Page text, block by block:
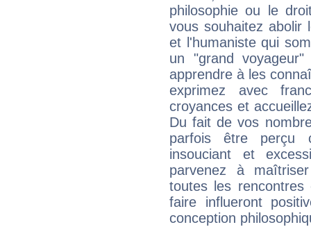
philosophie ou le
vous souhaitez abolir
et l'humaniste qui
un "grand
apprendre à les
exprimez avec
croyances et
Du fait de vos
parfois être perçu
insouciant et
parvenez à
toutes les
faire influeront
conception